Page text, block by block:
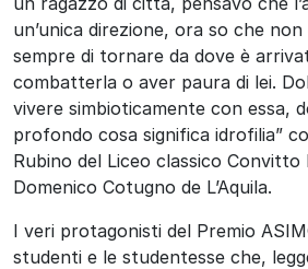
un’unica direzione, ora so che
sempre di tornare da dove è
combatterla o aver paura di lei.
vivere simbioticamente con essa,
profondo cosa significa idrofilia”
Rubino del Liceo classico Convitto
Domenico Cotugno de L’Aquila.
I veri protagonisti del Premio
studenti e le studentesse che,